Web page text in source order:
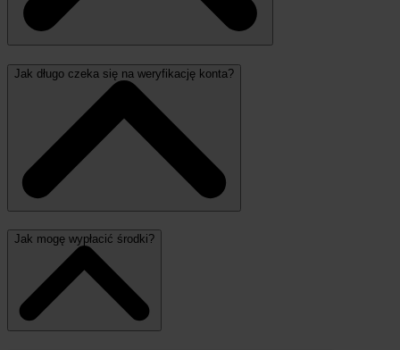
Jak długo czeka się na weryfikację konta?
Jak mogę wypłacić środki?